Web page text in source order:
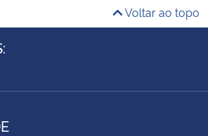
Voltar ao topo